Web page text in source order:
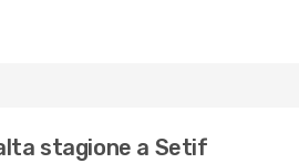
stagione a Setif